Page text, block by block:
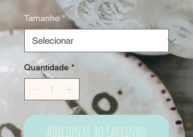
Tamanho *
Quantidade *
Adicionar ao carrinho